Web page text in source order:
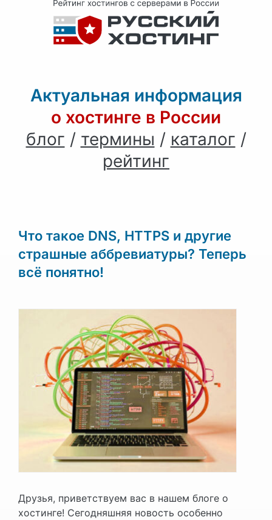
Актуальная информация
о хостинге в России
блог / термины / каталог /
рейтинг
Что такое DNS, HTTPS и другие
страшные аббревиатуры? Теперь
всё понятно!
Друзья, приветствуем вас в нашем блоге о
хостинге! Сегодняшняя новость особенно